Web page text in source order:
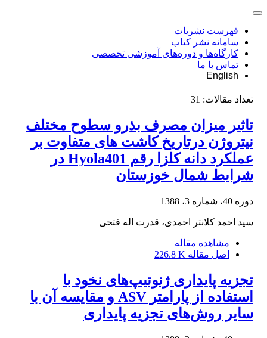
فهرست نشریات
سامانه نشر کتاب
کارگاه‌ها و دوره‌های آموزشی تخصصی
تماس با ما
English
تعداد مقالات: 31
تاثیر میزان مصرف بذرو سطوح مختلف
نیتروژن درتاریخ کاشت های متفاوت بر
عملکرد دانه کلزا رقم Hyola401 در
شرایط شمال خوزستان
دوره 40، شماره 3، 1388
سید احمد کلانتر احمدی، قدرت اله فتحی
مشاهده مقاله
اصل مقاله 226.8 K
تجزیه پایداری ژنوتیپ‌های نخود با
استفاده از پارامتر ASV و مقایسه آن با
سایر روش‌های تجزیه پایداری